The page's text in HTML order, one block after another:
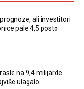
ali investitori
pale 4,5 posto
na 9,4 milijarde
ulagalo